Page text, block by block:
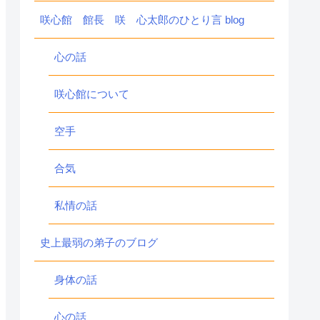
咲心館 館長 咲 心太郎のひとり言 blog
心の話
咲心館について
空手
合気
私情の話
史上最弱の弟子のブログ
身体の話
心の話